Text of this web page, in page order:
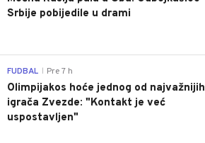
Srbije pobijedile u drami
FUDBAL Pre 7 h
Olimpijakos hoće jednog od najvažnijih
igrača Zvezde: "Kontakt je već
uspostavljen"